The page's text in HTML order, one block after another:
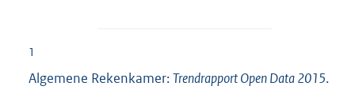
1
Algemene Rekenkamer:Trendrapport Open Data 2015.